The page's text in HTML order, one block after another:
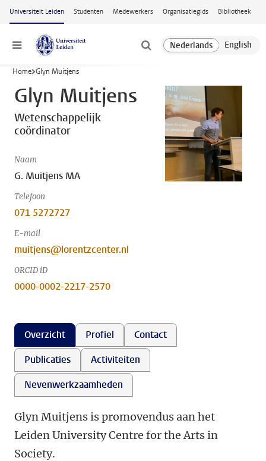
Ga naar hoofdinhoud
Universiteit Leiden Studenten Medewerkers Organisatiegids Bibliotheek
Menu
Home Glyn Muitjens
Glyn Muitjens
Wetenschappelijk
coördinator
Naam
G. Muitjens MA
Telefoon
071 5272727
E-mail
muitjens@lorentzcenter.nl
ORCID iD
0000-0002-2217-2570
Overzicht Profiel
Contact
Publicaties
Activiteiten
Nevenwerkzaamheden
Glyn Muitjens is promovendus aan het
Leiden University Centre for the Arts in
Society.